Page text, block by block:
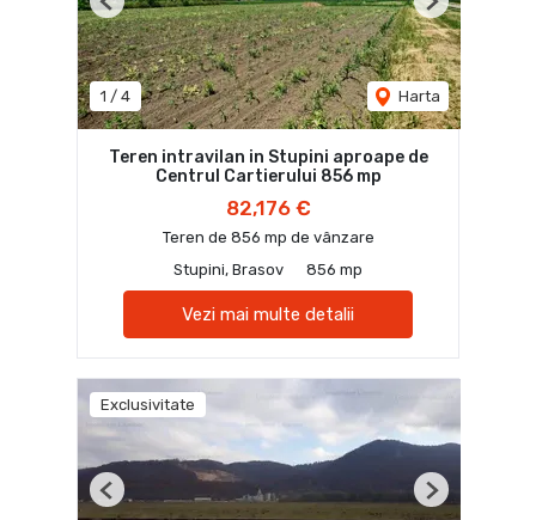
1 / 4 Harta
Previous Next
Teren intravilan in Stupini aproape de
Centrul Cartierului 856 mp
82,176 €
Teren de 856 mp de vânzare
Stupini, Brasov
856 mp
Vezi mai multe detalii
Exclusivitate
Previous Next